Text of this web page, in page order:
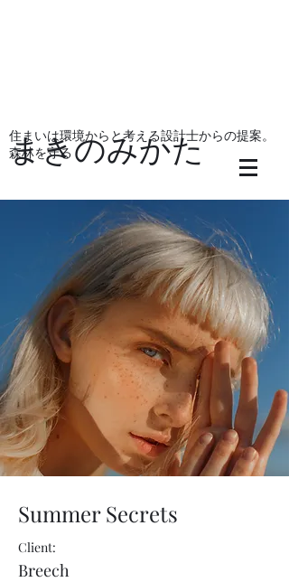
住まいは環境からと考える設計士からの提案。
森林を守る
まきのみかた
Summer Secrets
Client:
Breech